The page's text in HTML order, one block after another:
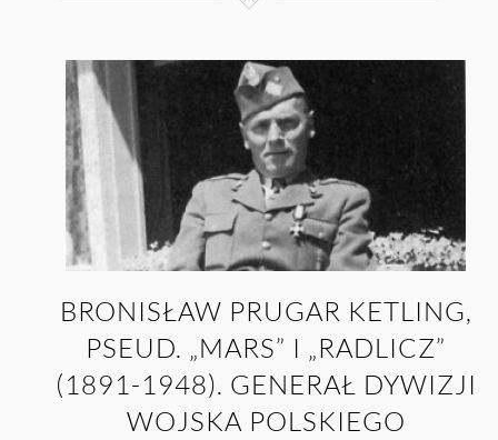
BRONISŁAW PRUGAR KETLING,
PSEUD. „MARS” I „RADLICZ”
(1891-1948). GENERAŁ DYWIZJI
WOJSKA POLSKIEGO